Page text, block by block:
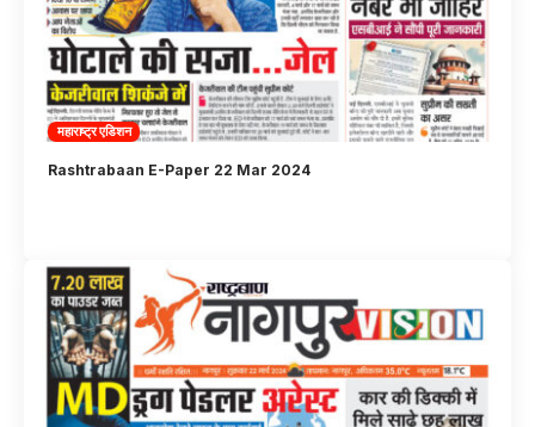
महाराष्ट्र एडिशन
Rashtrabaan E-Paper 22 Mar 2024